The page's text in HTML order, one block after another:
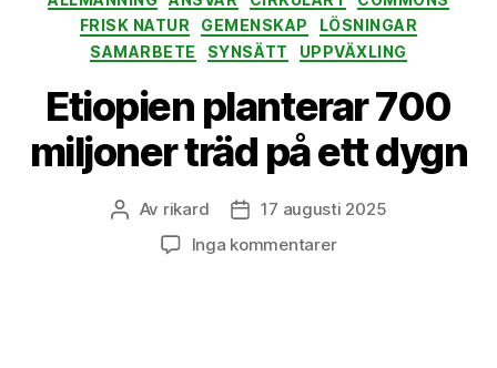
FRISK NATUR
GEMENSKAP
LÖSNINGAR
SAMARBETE
SYNSÄTT UPPVÄXLING
Etiopien planterar 700
miljoner träd på ett dygn
Inläggsförfattare
Av rikard Inläggsdatum
17 augusti 2025
Inga kommentarertill